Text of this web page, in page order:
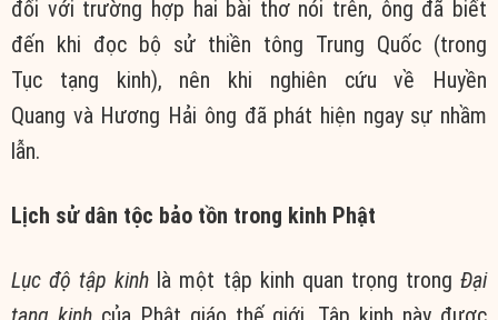
đối với trường hợp hai bài thơ nói trên, ông đã biết
đến khi đọc bộ sử thiền tông Trung Quốc (trong
Tục tạng kinh), nên khi nghiên cứu về Huyền
Quang và Hương Hải ông đã phát hiện ngay sự nhầm
lẫn.
Lịch sửdân tộc bảo tồn trong kinh Phật
Lục độ tập kinh là một tập kinh quan trọng trongĐại